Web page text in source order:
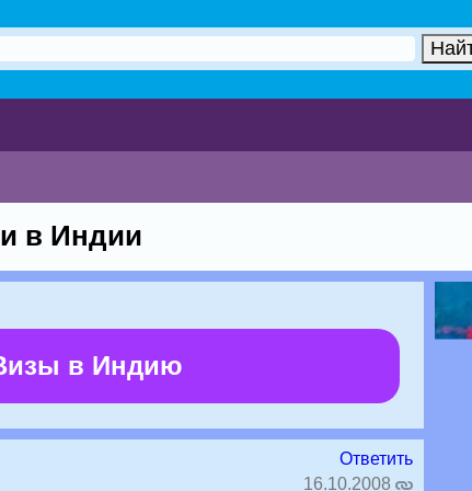
в Индии
в Индию
Ответить
16.10.2008